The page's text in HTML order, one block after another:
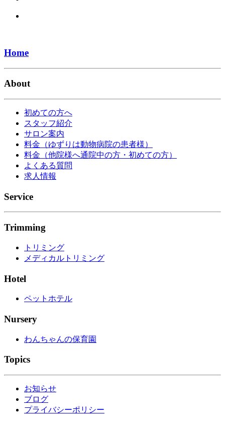
Home
About
初めての方へ
スタッフ紹介
サロン案内
料金（ゆずりは動物病院の患者様）
料金（他院様へ通院中の方・初めての方）
よくある質問
求人情報
Service
Trimming
トリミング
メディカルトリミング
Hotel
ペットホテル
Nursery
わんちゃんの保育園
Topics
お知らせ
ブログ
プライバシーポリシー